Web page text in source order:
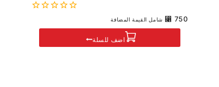
⃁ 750 شامل القيمة المضافة
اضف للسلة